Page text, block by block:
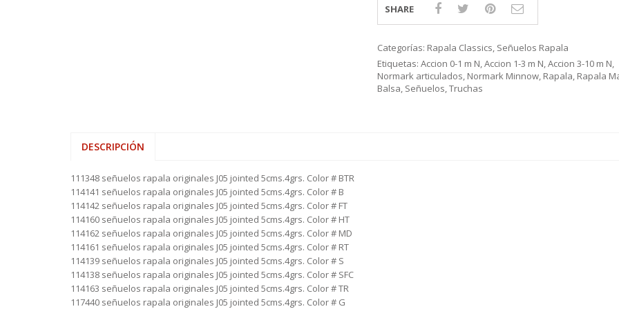
SHARE
Categorías: Rapala Classics, Señuelos Rapala
Etiquetas: Accion 0-1 m N,Accion 1-3 m N,Accion 3-10 m N,
Normark articulados, Normark Minnow, Rapala, Rapala
Balsa, Señuelos,Truchas
DESCRIPCIÓN
111348 señuelos rapala originales J05 jointed 5cms.4grs. Color # BTR
114141 señuelos rapala originales J05 jointed 5cms.4grs. Color # B
114142 señuelos rapala originales J05 jointed 5cms.4grs. Color # FT
114160 señuelos rapala originales J05 jointed 5cms.4grs. Color # HT
114162 señuelos rapala originales J05 jointed 5cms.4grs. Color # MD
114161 señuelos rapala originales J05 jointed 5cms.4grs. Color # RT
114139 señuelos rapala originales J05 jointed 5cms.4grs. Color # S
114138 señuelos rapala originales J05 jointed 5cms.4grs. Color # SFC
114163 señuelos rapala originales J05 jointed 5cms.4grs. Color # TR
117440 señuelos rapala originales J05 jointed 5cms.4grs. Color # G